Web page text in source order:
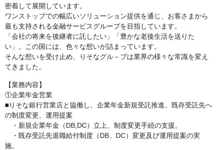
密着して展開しています。
ワンストップでの幅広いソリューション提供を通じ、お客さまから
最も支持される金融サービスグループを目指しています。
「会社の将来を後継者に託したい」「豊かな老後生活を送りた
い」。この国には、色々な想いが詰まっています。
そんな想いを受け止め、りそなグル－プは業界の様々な常識を変え
てきました。
【業務内容】
①企業年金営業
■りそな銀行営業店と協働し、企業年金新規受託推進、既存受託先へ
の制度変更、運用提案
・新規企業年金（DB,DC）立上、制度変更手続の支援。
・既存受託先退職給付制度（DB、DC）変更及び運用提案の実
施。